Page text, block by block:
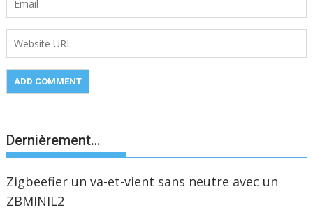
Dernièrement…
Zigbeefier un va-et-vient sans neutre avec un
ZBMINIL2